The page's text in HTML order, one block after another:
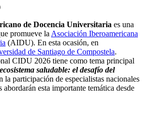
de Docencia Universitaria es una
promueve la Asociación Iberoamericana
(AIDU). En esta ocasión, en
de Santiago de Compostela.
CIDU 2026 tiene como tema principal
saludable: el desafío del
la participación de especialistas nacionales
abordarán esta importante temática desde